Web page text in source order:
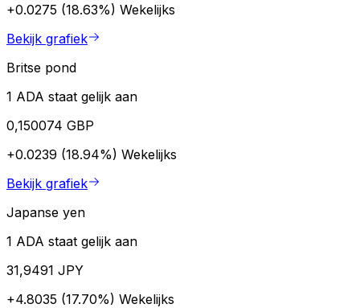
+0.0275 (18.63%) Wekelijks
Bekijk grafiek
Britse pond
1 ADA staat gelijk aan
0,150074 GBP
+0.0239 (18.94%) Wekelijks
Bekijk grafiek
Japanse yen
1 ADA staat gelijk aan
31,9491 JPY
+4.8035 (17.70%) Wekelijks